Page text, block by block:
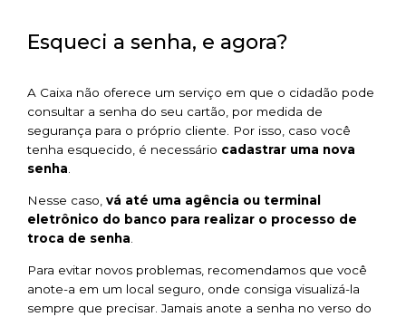
Esqueci a senha, e agora?
A Caixa não oferece um serviço em que o cidadão pode
consultar a senha do seu cartão, por medida de
segurança para o próprio cliente. Por isso, caso você
tenha esquecido, é necessário cadastrar uma nova
senha
Nesse caso, vá até uma agência ou terminal
eletrônico do banco para realizar o processo de
troca de senha
Para evitar novos problemas, recomendamos que você
anote-a em um local seguro, onde consiga visualizá-la
sempre que precisar. Jamais anote a senha no verso do